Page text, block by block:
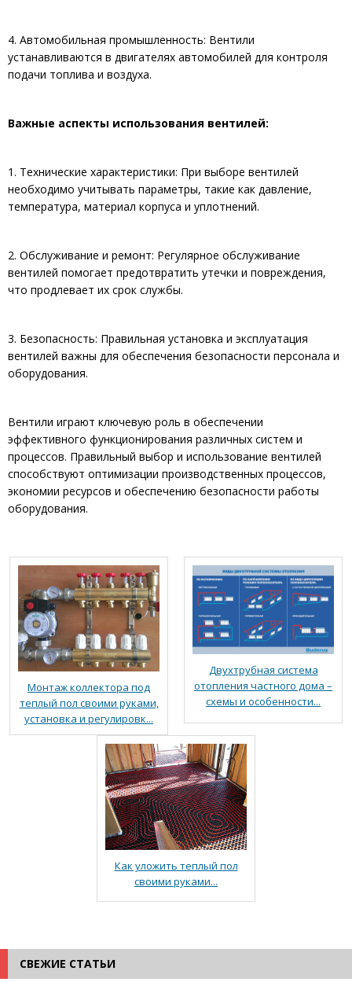
4. Автомобильная промышленность: Вентили
устанавливаются в двигателях автомобилей для контроля
подачи топлива и воздуха.
Важные аспекты использования вентилей:
1. Технические характеристики: При выборе вентилей
необходимо учитывать параметры, такие как давление,
температура, материал корпуса и уплотнений.
2. Обслуживание и ремонт: Регулярное обслуживание
вентилей помогает предотвратить утечки и повреждения,
что продлевает их срок службы.
3. Безопасность: Правильная установка и эксплуатация
вентилей важны для обеспечения безопасности персонала и
оборудования.
Вентили играют ключевую роль в обеспечении
эффективного функционирования различных систем и
процессов. Правильный выбор и использование вентилей
способствуют оптимизации производственных процессов,
экономии ресурсов и обеспечению безопасности работы
оборудования.
Монтаж коллектора под
теплый пол своими руками,
установка и регулировк...
Двухтрубная система
отопления частного дома –
схемы и особенности...
Как уложить теплый пол
своими руками...
СВЕЖИЕ СТАТЬИ